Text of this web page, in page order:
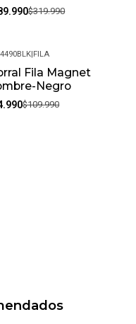
$319.990
-23%
|FILA
Fila Magnet
Negro
$109.990